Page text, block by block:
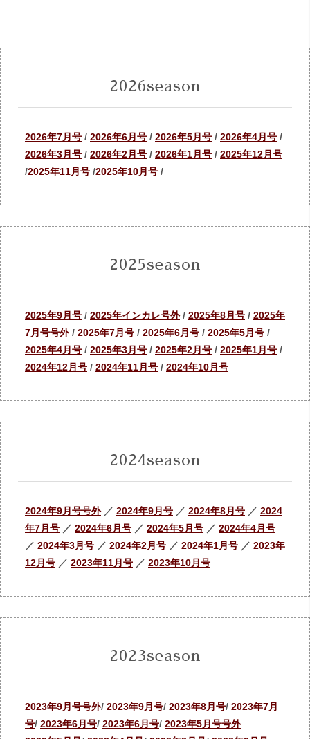
2026season
2026年7月号 / 2026年6月号 / 2026年5月号 / 2026年4月号 /
2026年3月号 / 2026年2月号 / 2026年1月号 / 2025年12月号
/2025年11月号 /2025年10月号 /
2025season
2025年9月号 / 2025年インカレ号外/ 2025年8月号 / 2025年
7月号号外/ 2025年7月号 / 2025年6月号 / 2025年5月号 /
2025年4月号 / 2025年3月号 / 2025年2月号 / 2025年1月号 /
2024年12月号 / 2024年11月号 / 2024年10月号
2024season
2024年9月号号外／ 2024年9月号 ／ 2024年8月号 ／ 2024
年7月号 ／ 2024年6月号 ／ 2024年5月号 ／ 2024年4月号
／ 2024年3月号 ／ 2024年2月号 ／ 2024年1月号 ／ 2023年
12月号 ／ 2023年11月号 ／ 2023年10月号
2023season
2023年9月号号外/ 2023年9月号/ 2023年8月号/ 2023年7月
号/ 2023年6月号/ 2023年6月号/ 2023年5月号号外